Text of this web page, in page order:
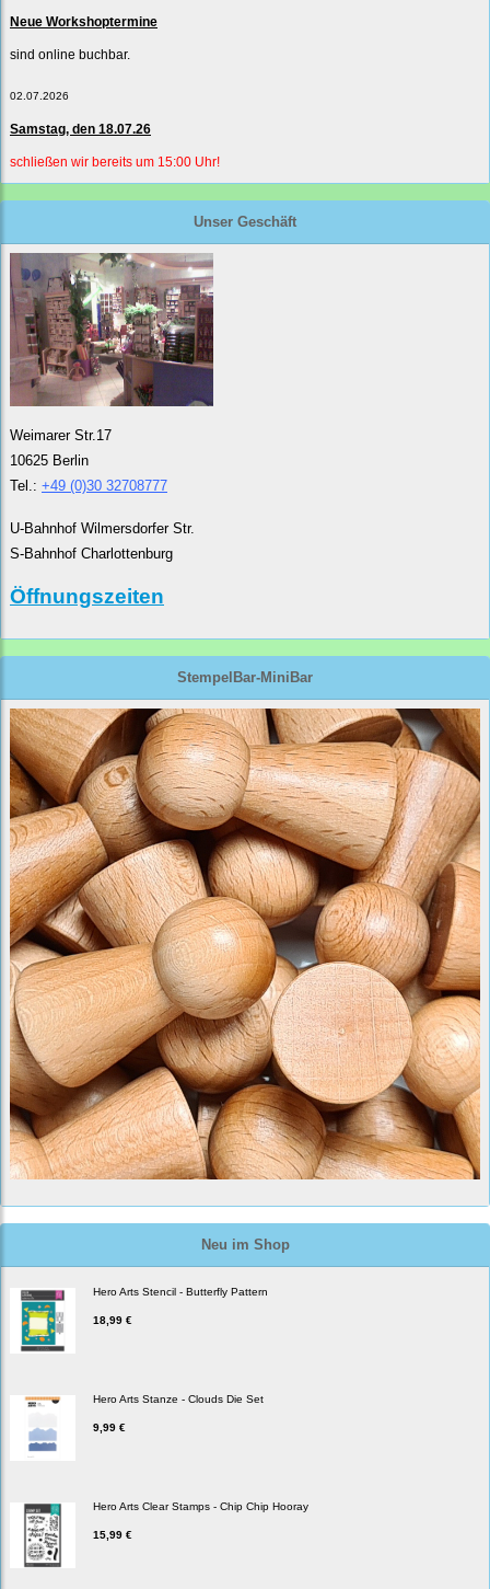
Neue Workshoptermine
sind online buchbar.
02.07.2026
Samstag, den 18.07.26
schließen wir bereits um 15:00 Uhr!
Unser Geschäft
Weimarer Str.17
10625 Berlin
Tel.: +49 (0)30 32708777
U-Bahnhof Wilmersdorfer Str.
S-Bahnhof Charlottenburg
Öffnungszeiten
StempelBar-MiniBar
Neu im Shop
Hero Arts Stencil - Butterfly Pattern
18,99 €
Hero Arts Stanze - Clouds Die Set
9,99 €
Hero Arts Clear Stamps - Chip Chip Hooray
15,99 €